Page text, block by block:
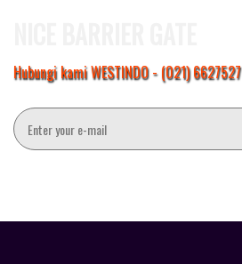
Hubungi kami WESTINDO - (021) 6627527